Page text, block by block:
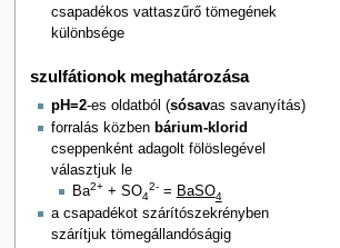
csapadékos vattaszűrő tömegének
különbsége
szulfátionok meghatározása
pH=2-es oldatból (sósavas savanyítás)
forralás közben bárium-klorid
cseppenként adagolt fölöslegével
választjuk le
Ba2++ SO4
2-= BaSO4
a csapadékot szárítószekrényben
szárítjuk tömegállandóságig